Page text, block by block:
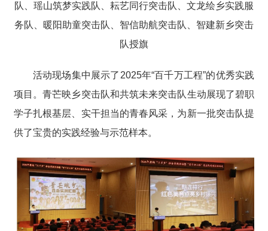
队、瑶山筑梦实践队、耘艺同行突击队、文龙绘乡实践服
务队、暖阳助童突击队、智信助航突击队、智建新乡突击
队授旗
活动现场集中展示了2025年“百千万工程”的优秀实践
项目。青芒映乡突击队和共筑未来突击队生动展现了碧职
学子扎根基层、实干担当的青春风采，为新一批突击队提
供了宝贵的实践经验与示范样本。